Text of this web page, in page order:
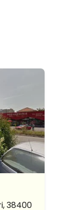
38400